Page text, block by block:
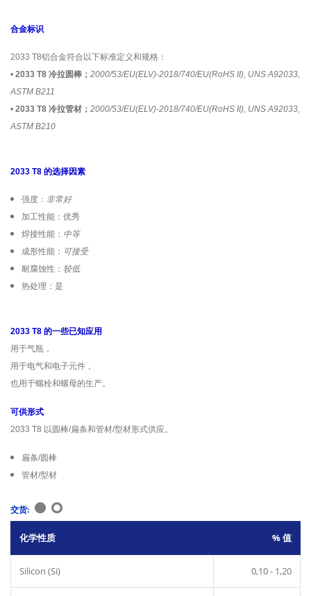
合金标识
2033 T8铝合金符合以下标准定义和规格：
• 2033 T8 冷拉圆棒； 2000/53/EU(ELV)-2018/740/EU(RoHS II), UNS A92033,
ASTM B211
• 2033 T8 冷拉管材； 2000/53/EU(ELV)-2018/740/EU(RoHS II), UNS A92033,
ASTM B210
2033 T8 的选择因素
强度： 非常好
加工性能：优秀
焊接性能： 中等
成形性能： 可接受
耐腐蚀性： 较低
热处理：是
2033 T8 的一些已知应用
用于气瓶，
用于电气和电子元件，
也用于螺栓和螺母的生产。
可供形式
2033 T8 以圆棒/扁条和管材/型材形式供应。
扁条/圆棒
管材/型材
交货:
化学性质 % 值
Silicon (Si) 0,10 - 1,20